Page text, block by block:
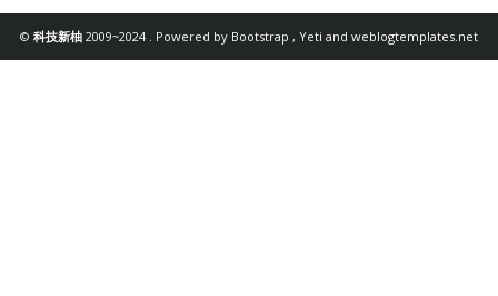
© 科技新柚 2009~2024 . Powered by Bootstrap , Yeti and weblogtemplates.net